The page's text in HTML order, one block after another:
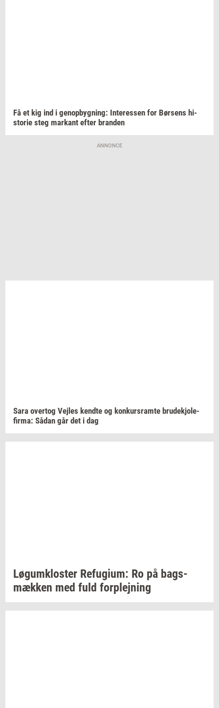
Få et kig ind i genop­byg­ning: In­ter­es­sen for Bør­sens hi­
sto­rie steg mar­kant efter bran­den
ANNONCE
Sara over­tog Vej­les kend­te og kon­kurs­ram­te bru­dekjo­le­
fir­ma: Sådan går det i dag
Løgum­klo­ster Re­fu­gi­um: Ro på bags­
mæk­ken med fuld for­plej­ning